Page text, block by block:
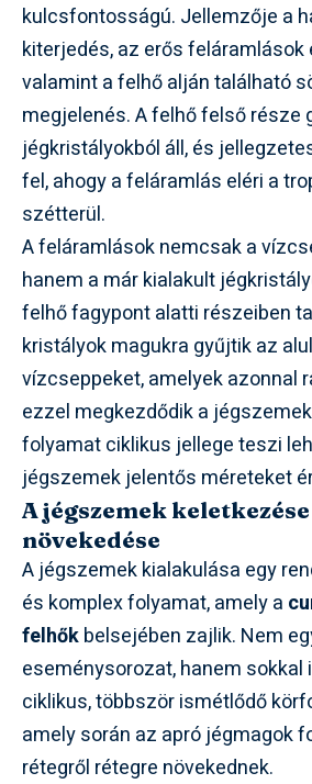
kulcsfontosságú. Jellemzője a
kiterjedés, az erős feláramlások
valamint a felhő alján található
megjelenés. A felhő felső része
jégkristályokból áll, és
fel, ahogy a feláramlás eléri a
szétterül.
A feláramlások nemcsak a
hanem a már kialakult
felhő fagypont alatti részeiben
kristályok magukra gyűjtik az
vízcseppeket, amelyek azonnal
ezzel megkezdődik a
folyamat ciklikus jellege teszi
jégszemek jelentős méreteket
A jégszemek keletkezése
növekedése
A jégszemek kialakulása egy
és komplex folyamat, amely a
felhőkbelsejében zajlik. Nem
eseménysorozat, hanem sokkal
ciklikus, többször ismétlődő
amely során az apró jégmagok
rétegről rétegre növekednek.